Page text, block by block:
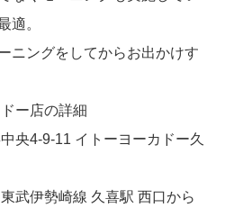
適。
ニングをしてからお出かけす
ー店の詳細
央4-9-11 イトーヨーカドー久
武伊勢崎線 久喜駅 西口から